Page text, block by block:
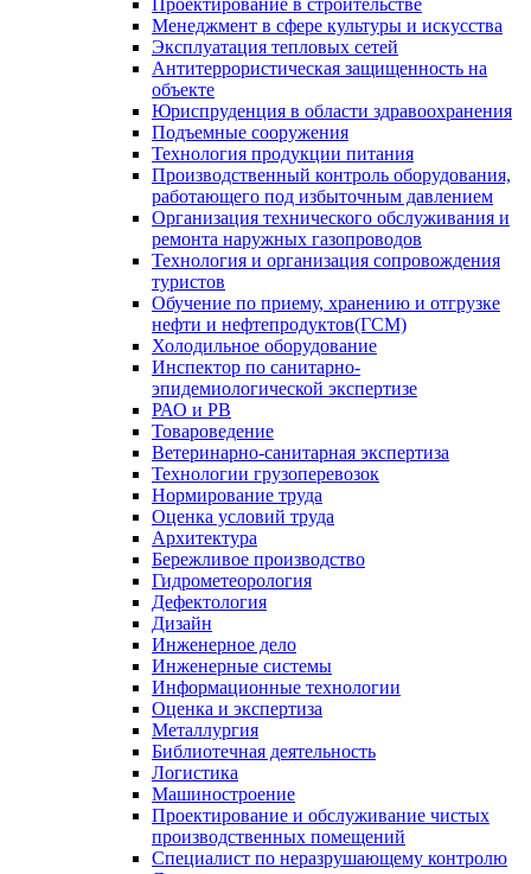
Проектирование в строительстве
Менеджмент в сфере культуры и искусства
Эксплуатация тепловых сетей
Антитеррористическая защищенность на
объекте
Юриспруденция в области здравоохранения
Подъемные сооружения
Технология продукции питания
Производственный контроль оборудования,
работающего под избыточным давлением
Организация технического обслуживания и
ремонта наружных газопроводов
Технология и организация сопровождения
туристов
Обучение по приему, хранению и отгрузке
нефти и нефтепродуктов(ГСМ)
Холодильное оборудование
Инспектор по санитарно-
эпидемиологической экспертизе
РАО и РВ
Товароведение
Ветеринарно-санитарная экспертиза
Технологии грузоперевозок
Нормирование труда
Оценка условий труда
Архитектура
Бережливое производство
Гидрометеорология
Дефектология
Дизайн
Инженерное дело
Инженерные системы
Информационные технологии
Оценка и экспертиза
Металлургия
Библиотечная деятельность
Логистика
Машиностроение
Проектирование и обслуживание чистых
производственных помещений
Специалист по неразрушающему контролю